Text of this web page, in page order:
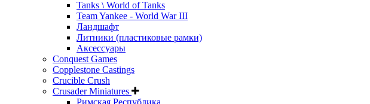
Tanks \ World of Tanks
Team Yankee - World War III
Ландшафт
Литники (пластиковые рамки)
Аксессуары
Conquest Games
Copplestone Castings
Crucible Crush
Crusader Miniatures
Римская Республика